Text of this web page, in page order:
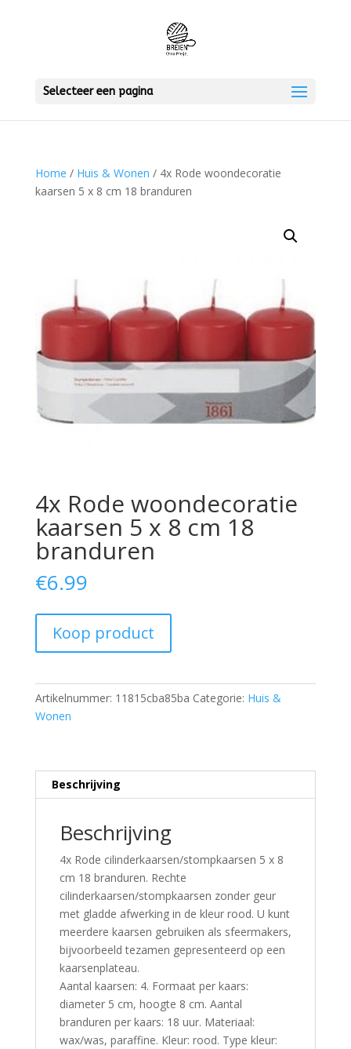
Selecteer een pagina
Home / Huis & Wonen / 4x Rode woondecoratie
kaarsen 5 x 8 cm 18 branduren
4x Rode woondecoratie
kaarsen 5 x 8 cm 18
branduren
€6.99
Koop product
Artikelnummer: 11815cba85ba Categorie: Huis &
Wonen
Beschrijving
Beschrijving
4x Rode cilinderkaarsen/stompkaarsen 5 x 8
cm 18 branduren. Rechte
cilinderkaarsen/stompkaarsen zonder geur
met gladde afwerking in de kleur rood. U kunt
meerdere kaarsen gebruiken als sfeermakers,
bijvoorbeeld tezamen gepresenteerd op een
kaarsenplateau.
Aantal kaarsen: 4. Formaat per kaars:
diameter 5 cm, hoogte 8 cm. Aantal
branduren per kaars: 18 uur. Materiaal:
wax/was, paraffine. Kleur: rood. Type kleur: